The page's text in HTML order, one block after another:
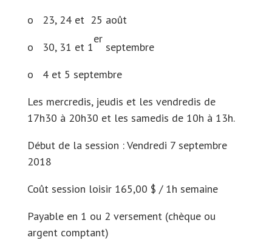
o 23, 24 et 25 août
o 30, 31 et 1
er
septembre
o 4 et 5 septembre
Les mercredis, jeudis et les vendredis de
17h30 à 20h30 et les samedis de 10h à 13h.
Début de la session : Vendredi 7 septembre
2018
Coût session loisir 165,00 $ / 1h semaine
Payable en 1 ou 2 versement (chèque ou
argent comptant)